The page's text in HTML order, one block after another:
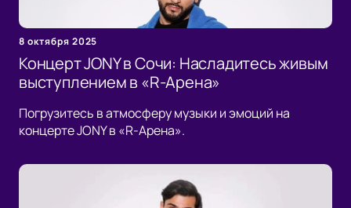
8 октября 2025
Концерт JONY в Сочи: Насладитесь живым
выступлением в «R-Арена»
Погрузитесь в атмосферу музыки и эмоций на
концерте JONY в «R-Арена».